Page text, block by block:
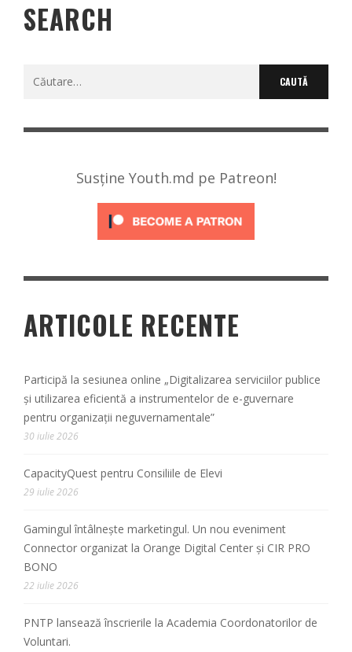
SEARCH
Caută
Susține Youth.md pe Patreon!
ARTICOLE RECENTE
Participă la sesiunea online „Digitalizarea serviciilor publice
și utilizarea eficientă a instrumentelor de e-guvernare
pentru organizații neguvernamentale”
30 iulie 2026
CapacityQuest pentru Consiliile de Elevi
29 iulie 2026
Gamingul întâlnește marketingul. Un nou eveniment
Connector organizat la Orange Digital Center și CIR PRO
BONO
22 iulie 2026
PNTP lansează înscrierile la Academia Coordonatorilor de
Voluntari.